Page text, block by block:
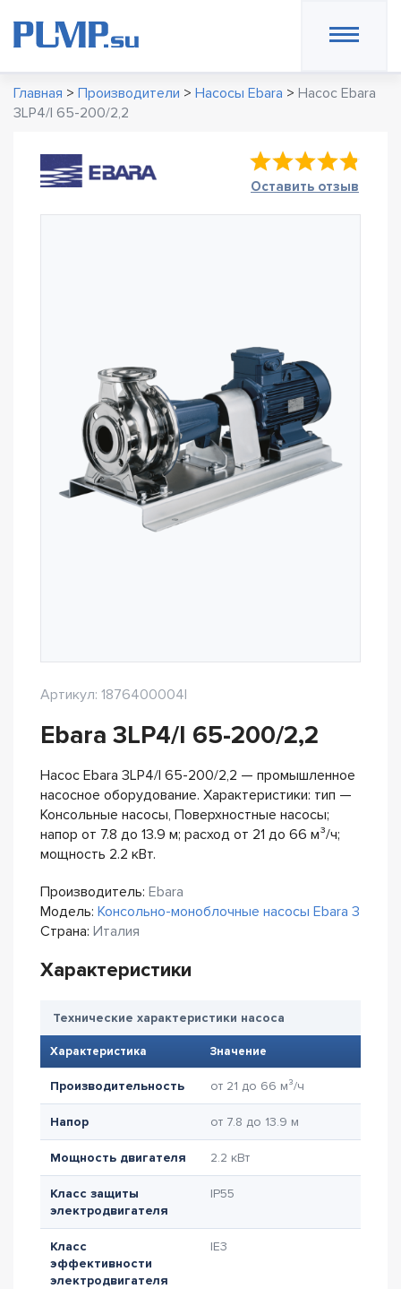
Главная > Производители > Насосы Ebara > Насос Ebara
3LP4/I 65-200/2,2
Оставить отзыв
Артикул: 1876400004I
Ebara 3LP4/I 65-200/2,2
Насос Ebara 3LP4/I 65-200/2,2 — промышленное
насосное оборудование. Характеристики: тип —
Консольные насосы, Поверхностные насосы;
напор от 7.8 до 13.9 м; расход от 21 до 66 м³/ч;
мощность 2.2 кВт.
Производитель: Ebara
Модель: Консольно-моноблочные насосы Ebara 3
Страна: Италия
Характеристики
Технические характеристики насоса
Характеристика Значение
Производительность от 21 до 66 м³/ч
Напор от 7.8 до 13.9 м
Мощность двигателя 2.2 кВт
Класс защиты
электродвигателя
IP55
Класс
эффективности
электродвигателя
IE3